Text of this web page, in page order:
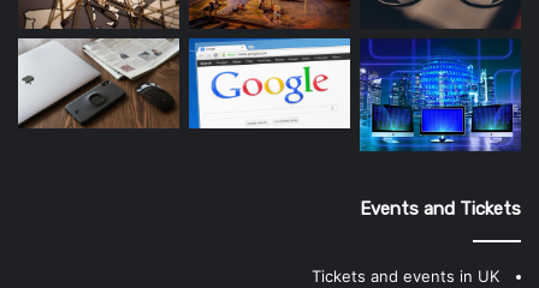
Events and Tickets
Tickets and events in UK